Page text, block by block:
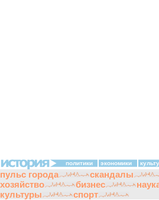
политики экономики
пульс города скандалы
хозяйство
бизнес
культуры
спорт